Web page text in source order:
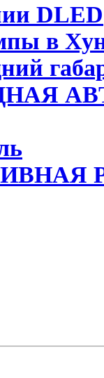
DLED
в